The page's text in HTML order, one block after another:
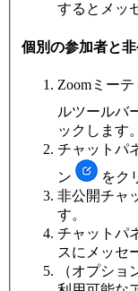
するとメッ
個別の参加者と
Zoomミー
ルツールバ
ックします。
チャットパ
ン
をク
非公開チャ
す。
チャットパ
スにメッセ
（オプシ